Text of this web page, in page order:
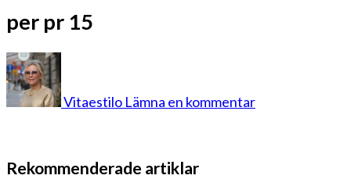
per pr 15
Vitaestilo Lämna en kommentar
15
Rekommenderade artiklar